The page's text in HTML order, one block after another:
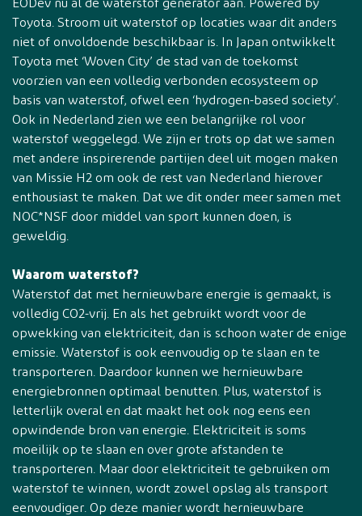
EODev nu al de waterstof generator aan. Powered by
Toyota. Stroom uit waterstof op locaties waar dit anders
niet of onvoldoende beschikbaar is. In Japan ontwikkelt
Toyota met ‘Woven City’ de stad van de toekomst
voorzien van een volledig verbonden ecosysteem op
basis van waterstof, ofwel een ‘hydrogen-based society’.
Ook in Nederland zien we een belangrijke rol voor
waterstof weggelegd. We zijn er trots op dat we samen
met andere inspirerende partijen deel uit mogen maken
van Missie H2 om ook de rest van Nederland hierover
enthousiast te maken. Dat we dit onder meer samen met
NOC*NSF door middel van sport kunnen doen, is
geweldig.
Waarom waterstof?
Waterstof dat met hernieuwbare energie is gemaakt, is
volledig CO2-vrij. En als het gebruikt wordt voor de
opwekking van elektriciteit, dan is schoon water de enige
emissie. Waterstof is ook eenvoudig op te slaan en te
transporteren. Daardoor kunnen we hernieuwbare
energiebronnen optimaal benutten. Plus, waterstof is
letterlijk overal en dat maakt het ook nog eens een
opwindende bron van energie. Elektriciteit is soms
moeilijk op te slaan en over grote afstanden te
transporteren. Maar door elektriciteit te gebruiken om
waterstof te winnen, wordt zowel opslag als transport
eenvoudiger. Op deze manier wordt hernieuwbare